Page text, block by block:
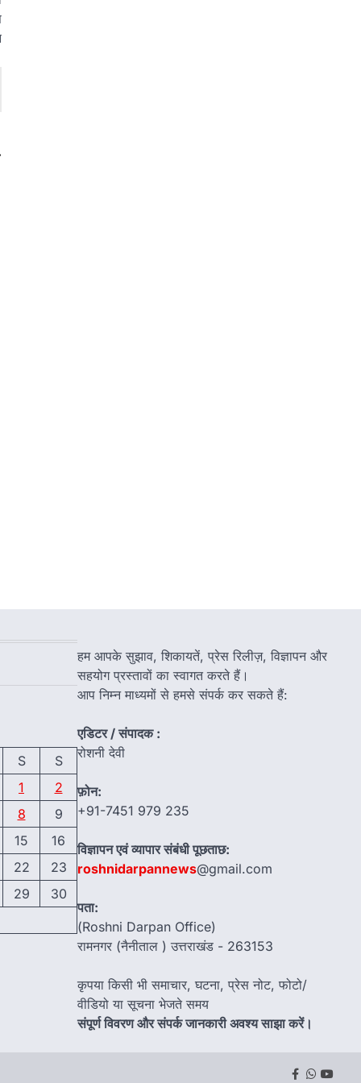
S
S
1
2
8
9
15
16
22
23
29
30
हम आपके सुझाव, शिकायतें, प्रेस रिलीज़, विज्ञापन और
सहयोग प्रस्तावों का स्वागत करते हैं।
आप निम्न माध्यमों से हमसे संपर्क कर सकते हैं:
एडिटर / संपादक :
रोशनी देवी
फ़ोन:
+91-7451 979 235
विज्ञापन एवं व्यापार संबंधी पूछताछ:
roshnidarpannews@gmail.com
पता:
(Roshni Darpan Office)
रामनगर (नैनीताल ) उत्तराखंड - 263153
कृपया किसी भी समाचार, घटना, प्रेस नोट, फोटो/
वीडियो या सूचना भेजते समय
संपूर्ण विवरण और संपर्क जानकारी अवश्य साझा करें।